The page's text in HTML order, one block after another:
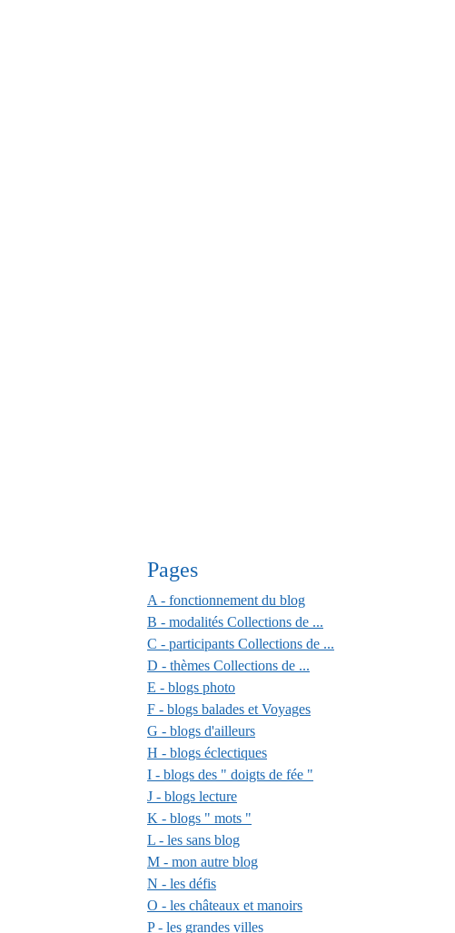
Pages
A - fonctionnement du blog
B - modalités Collections de ...
C - participants Collections de ...
D - thèmes Collections de ...
E - blogs photo
F - blogs balades et Voyages
G - blogs d'ailleurs
H - blogs éclectiques
I - blogs des " doigts de fée "
J - blogs lecture
K - blogs " mots "
L - les sans blog
M - mon autre blog
N - les défis
O - les châteaux et manoirs
P - les grandes villes